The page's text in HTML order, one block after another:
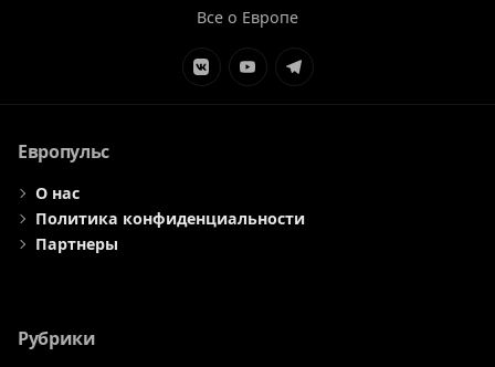
Все о Европе
ЭлементЭлементЭлемент
Европульс
О нас
Политика конфиденциальности
Партнеры
Рубрики